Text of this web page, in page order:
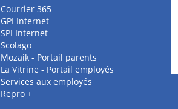
Courrier 365
GPI Internet
SPI Internet
Scolago
Mozaik - Portail parents
La Vitrine - Portail employés
Services aux employés
Repro +